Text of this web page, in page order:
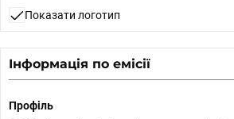
Показати логотип
Інформація по емісії
Профіль